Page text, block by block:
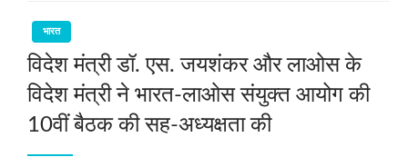
भारत
विदेश मंत्री डॉ. एस. जयशंकर और लाओस के
विदेश मंत्री ने भारत-लाओस संयुक्त आयोग की
10वीं बैठक की सह-अध्यक्षता की